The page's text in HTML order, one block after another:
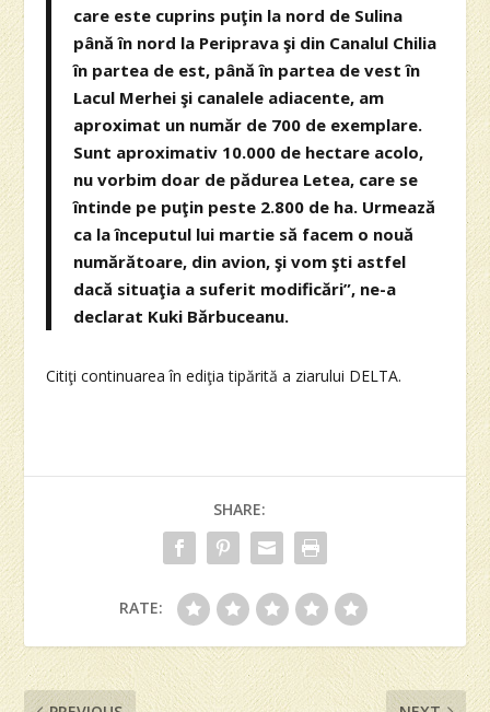
care este cuprins puţin la nord de Sulina
până în nord la Periprava şi din Canalul Chilia
în partea de est, până în partea de vest în
Lacul Merhei şi canalele adiacente, am
aproximat un număr de 700 de exemplare.
Sunt aproximativ 10.000 de hectare acolo,
nu vorbim doar de pădurea Letea, care se
întinde pe puţin peste 2.800 de ha. Urmează
ca la începutul lui martie să facem o nouă
numărătoare, din avion, şi vom şti astfel
dacă situaţia a suferit modificări”, ne-a
declarat Kuki Bărbuceanu.
Citiţi continuarea în ediţia tipărită a ziarului DELTA.
SHARE:
RATE: